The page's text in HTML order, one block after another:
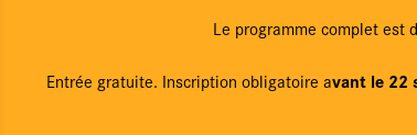
Le programme complet est
Entrée gratuite. Inscription obligatoire avant le 22